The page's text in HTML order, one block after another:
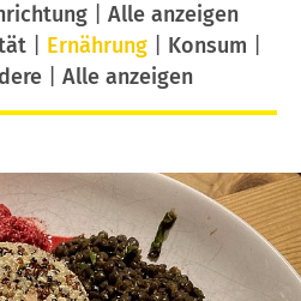
| Alle anzeigen
Ernährung Konsum
| Alle anzeigen